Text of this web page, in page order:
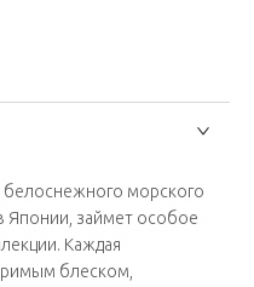
морского
Японии, займет особое
Каждая
блеском,